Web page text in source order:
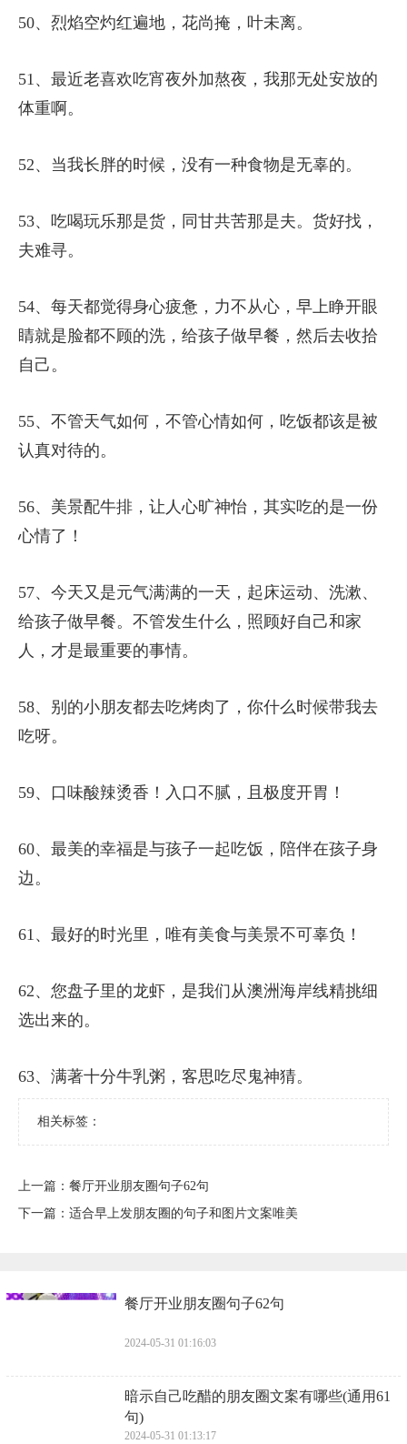
50、烈焰空灼红遍地，花尚掩，叶未离。
51、最近老喜欢吃宵夜外加熬夜，我那无处安放的
体重啊。
52、当我长胖的时候，没有一种食物是无辜的。
53、吃喝玩乐那是货，同甘共苦那是夫。货好找，
夫难寻。
54、每天都觉得身心疲惫，力不从心，早上睁开眼
睛就是脸都不顾的洗，给孩子做早餐，然后去收拾
自己。
55、不管天气如何，不管心情如何，吃饭都该是被
认真对待的。
56、美景配牛排，让人心旷神怡，其实吃的是一份
心情了！
57、今天又是元气满满的一天，起床运动、洗漱、
给孩子做早餐。不管发生什么，照顾好自己和家
人，才是最重要的事情。
58、别的小朋友都去吃烤肉了，你什么时候带我去
吃呀。
59、口味酸辣烫香！入口不腻，且极度开胃！
60、最美的幸福是与孩子一起吃饭，陪伴在孩子身
边。
61、最好的时光里，唯有美食与美景不可辜负！
62、您盘子里的龙虾，是我们从澳洲海岸线精挑细
选出来的。
63、满著十分牛乳粥，客思吃尽鬼神猜。
相关标签：
上一篇： ​餐厅开业朋友圈句子62句
下一篇： ​适合早上发朋友圈的句子和图片文案唯美
​餐厅开业朋友圈句子62句
2024-05-31 01:16:03
​暗示自己吃醋的朋友圈文案有哪些(通用61
句)
2024-05-31 01:13:17